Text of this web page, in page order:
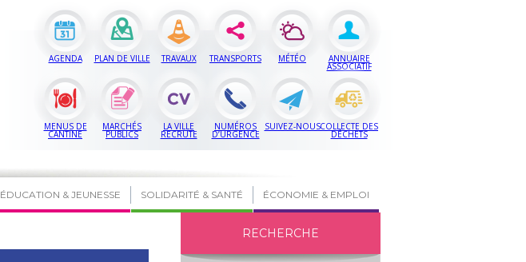
AGENDA PLAN DE VILLE TRAVAUX TRANSPORTS MÉTÉO ANNUAIRE
ASSOCIATIF
MENUS DE
CANTINE
MARCHÉS
PUBLICS
LA VILLE
RECRUTE
NUMÉROS
D’URGENCE
SUIVEZ-NOUSCOLLECTE DES
DÉCHETS
ÉDUCATION & JEUNESSE SOLIDARITÉ & SANTÉ ÉCONOMIE & EMPLOI
RECHERCHE